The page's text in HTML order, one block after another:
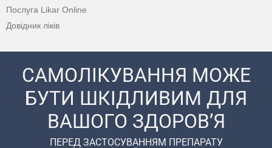
Послуга Likar Online
Довідник ліків
САМОЛІКУВАННЯ МОЖЕ
БУТИ ШКІДЛИВИМ ДЛЯ
ВАШОГО ЗДОРОВ’Я
ПЕРЕД ЗАСТОСУВАННЯМ ПРЕПАРАТУ